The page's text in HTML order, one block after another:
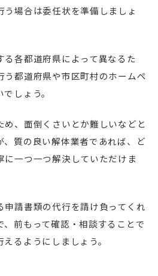
場合は委任状を準備しましょ
各都道府県によって異なるた
う都道府県や市区町村のホームペ
しょう。
、面倒くさいとか難しいなどと
、質の良い解体業者であれば、ど
に一つ一つ解決していただけま
申請書類の代行を請け負ってくれ
前もって確認・相談することで
るようにしましょう。